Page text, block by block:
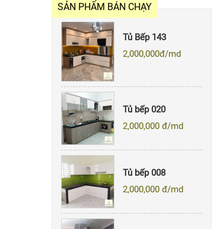
SẢN PHẨM BÁN CHẠY
2,000,000đ/md
2,000,000đ/md
2,000,000đ/md